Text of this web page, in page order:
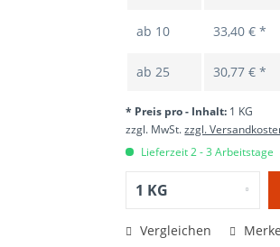
ab 10 33,40 € *
ab25 30,77 € *
* Preis pro - Inhalt: 1 KG
zzgl. MwSt.zzgl.
Lieferzeit 2 - 3 Arbeitstage
Vergleichen